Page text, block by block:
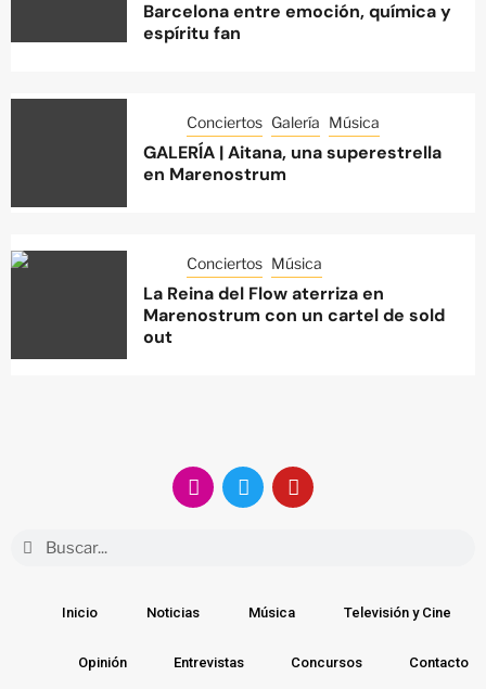
Barcelona entre emoción, química y
espíritu fan
Conciertos Galería Música
GALERÍA | Aitana, una superestrella
en Marenostrum
Conciertos Música
La Reina del Flow aterriza en
Marenostrum con un cartel de sold
out
Inicio Noticias Música Televisión y Cine
Opinión Entrevistas Concursos Contacto